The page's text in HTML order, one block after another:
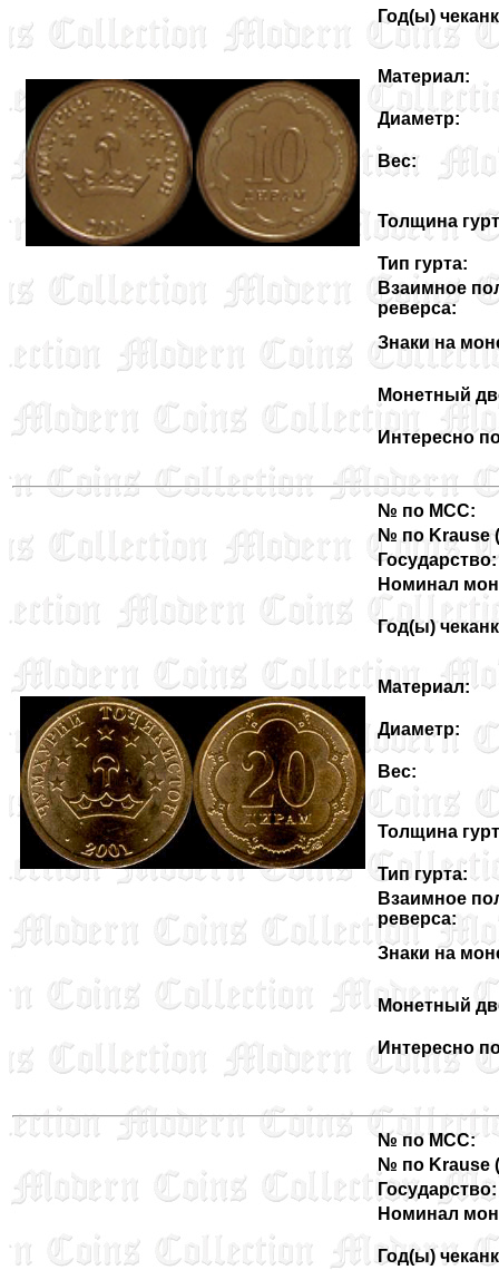
Год(ы)
Материал:
Диаметр:
Вес:
Толщина
Тип гурта:
Взаимное
реверса:
Знаки на
Монетный
Интересно
№ по MCC:
№ по Krause
Государство:
Номинал
Год(ы)
Материал:
Диаметр:
Вес:
Толщина
Тип гурта:
Взаимное
реверса:
Знаки на
Монетный
Интересно
№ по MCC:
№ по Krause
Государство:
Номинал
Год(ы)